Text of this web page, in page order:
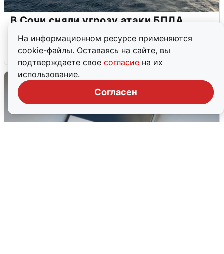
На информационном ресурсе применяются
cookie-файлы. Оставаясь на сайте, вы
подтверждаете свое согласие на их
использование.
Согласен
В Сочи сняли угрозу атаки БПЛА,
аэропорт закрыт
6 августа 0